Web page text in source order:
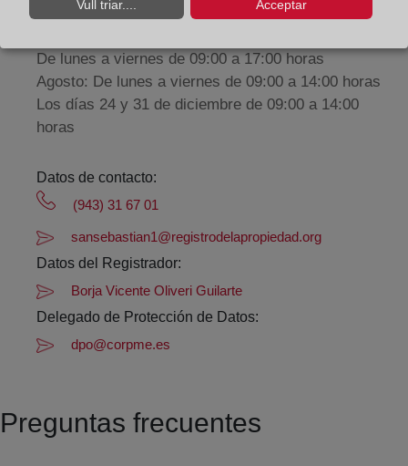
Horario:
De lunes a viernes de 09:00 a 17:00 horas
Agosto: De lunes a viernes de 09:00 a 14:00 horas
Los días 24 y 31 de diciembre de 09:00 a 14:00
horas
Datos de contacto:
(943) 31 67 01
sansebastian1@registrodelapropiedad.org
Datos del Registrador:
Borja Vicente Oliveri Guilarte
Delegado de Protección de Datos:
dpo@corpme.es
Preguntas frecuentes
Vull triar.... Acceptar